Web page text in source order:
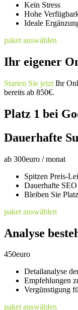
Kein Stress
Hohe
Ideale
paket auswählen
Ihr eigener
Starten Sie jetzt Ihr
bereits ab 850€.
Platz 1 bei
Dauerhafte
ab 300euro / monat
Spitzen Preis-
Dauerhafte
Bleiben Sie
paket auswählen
Analyse
450euro
Detailanalyse
Empfehlungen
Vergünstigung
paket auswählen